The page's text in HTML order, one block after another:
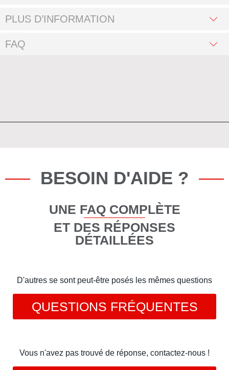
PLUS D’INFORMATION
FAQ
BESOIN D'AIDE ?
UNE FAQ COMPLÈTE
ET DES RÉPONSES
DÉTAILLÉES
D'autres se sont peut-être posés les mêmes questions
QUESTIONS FRÉQUENTES
Vous n'avez pas trouvé de réponse, contactez-nous !